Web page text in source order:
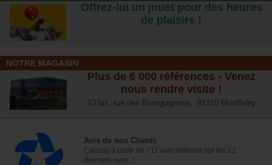
Offrez-lui un jouet pour des heures
de plaisirs !
NOTRE MAGASIN
Plus de 6 000 références - Venez
nous rendre visite !
23 bis, rue des Bourguignons, 91310 Montlhéry
Avis de nos Clients
Calculé à partir de 711 avis obtenus sur les 12
derniers mois. *